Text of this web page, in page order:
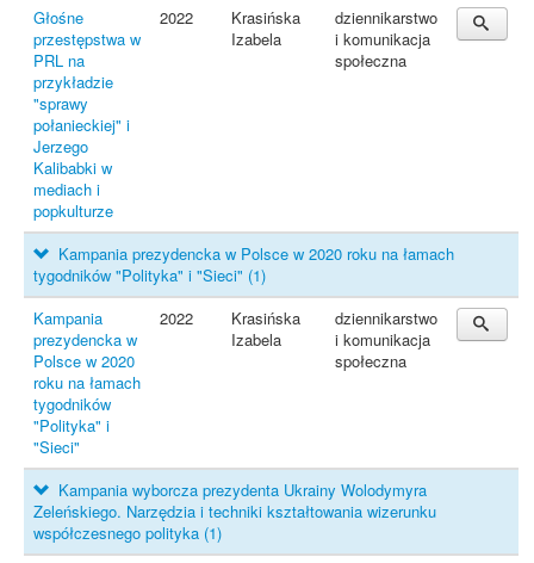
Głośne
przestępstwa w
PRL na
przykładzie
"sprawy
połanieckiej" i
Jerzego
Kalibabki w
mediach i
popkulturze
2022
Krasińska
Izabela
dziennikarstwo
i komunikacja
społeczna
Kampania prezydencka w Polsce w 2020 roku na łamach
tygodników "Polityka" i "Sieci" (1)
Kampania
prezydencka w
Polsce w 2020
roku na łamach
tygodników
"Polityka" i
"Sieci"
2022
Krasińska
Izabela
dziennikarstwo
i komunikacja
społeczna
Kampania wyborcza prezydenta Ukrainy Wolodymyra
Zeleńskiego. Narzędzia i techniki kształtowania wizerunku
współczesnego polityka (1)